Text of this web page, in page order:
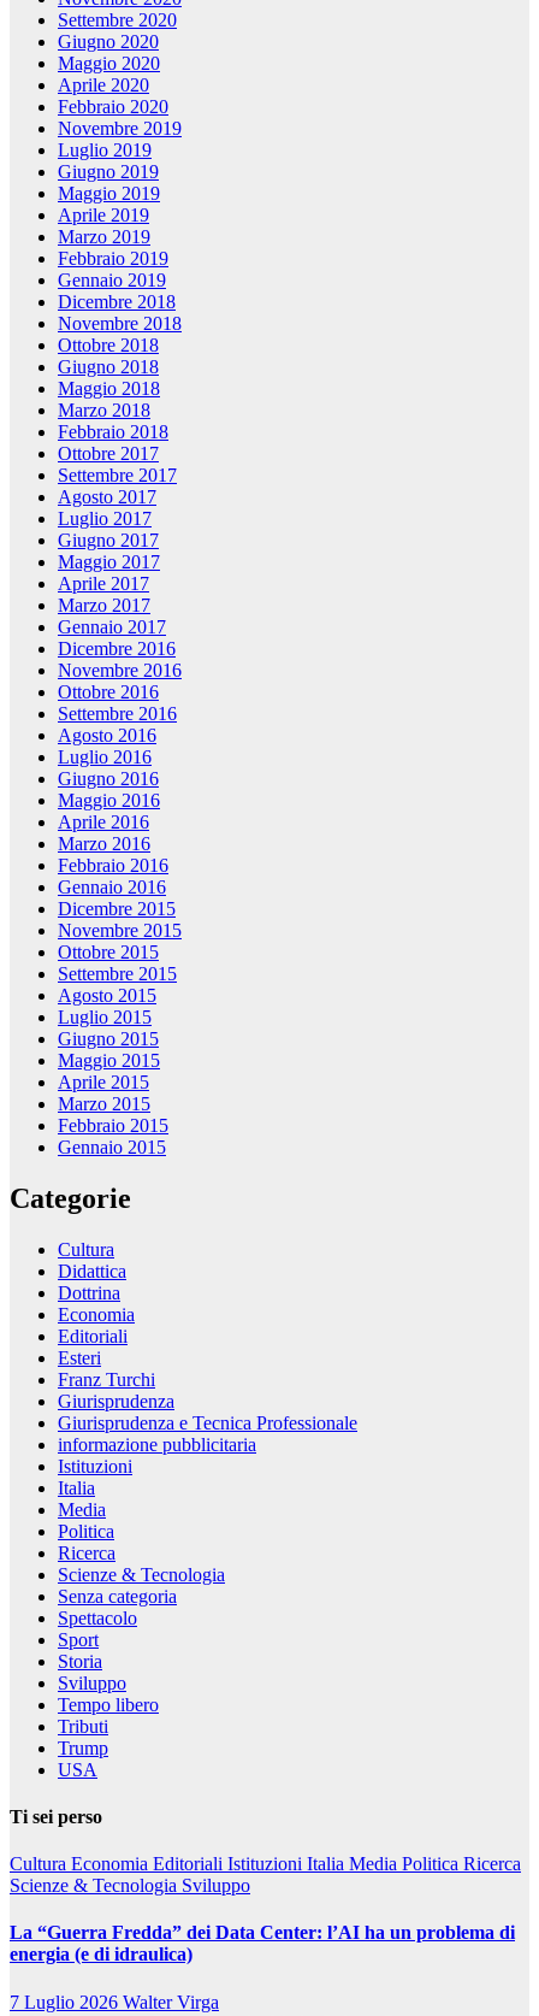
Settembre 2020
Giugno 2020
Maggio 2020
Aprile 2020
Febbraio 2020
Novembre 2019
Luglio 2019
Giugno 2019
Maggio 2019
Aprile 2019
Marzo 2019
Febbraio 2019
Gennaio 2019
Dicembre 2018
Novembre 2018
Ottobre 2018
Giugno 2018
Maggio 2018
Marzo 2018
Febbraio 2018
Ottobre 2017
Settembre 2017
Agosto 2017
Luglio 2017
Giugno 2017
Maggio 2017
Aprile 2017
Marzo 2017
Gennaio 2017
Dicembre 2016
Novembre 2016
Ottobre 2016
Settembre 2016
Agosto 2016
Luglio 2016
Giugno 2016
Maggio 2016
Aprile 2016
Marzo 2016
Febbraio 2016
Gennaio 2016
Dicembre 2015
Novembre 2015
Ottobre 2015
Settembre 2015
Agosto 2015
Luglio 2015
Giugno 2015
Maggio 2015
Aprile 2015
Marzo 2015
Febbraio 2015
Gennaio 2015
Categorie
Cultura
Didattica
Dottrina
Economia
Editoriali
Esteri
Franz Turchi
Giurisprudenza
Giurisprudenza e Tecnica Professionale
informazione pubblicitaria
Istituzioni
Italia
Media
Politica
Ricerca
Scienze & Tecnologia
Senza categoria
Spettacolo
Sport
Storia
Sviluppo
Tempo libero
Tributi
Trump
USA
Ti sei perso
Cultura Economia Editoriali Istituzioni Italia Media Politica Ricerca
Scienze & Tecnologia Sviluppo
La “Guerra Fredda” dei Data Center: l’AI ha un problema di
energia (e di idraulica)
7 Luglio 2026 Walter Virga